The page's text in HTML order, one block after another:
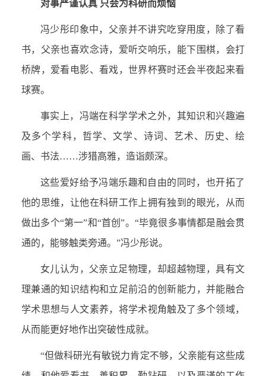
对事严谨认真 只会为科研而烦恼
冯少彤印象中，父亲并不讲究吃穿用度，除了看
书，父亲也喜欢念诗，爱听交响乐，能下围棋，会打
桥牌，爱看电影、看戏，世界杯赛时还会半夜起来看
球赛。
事实上，冯端在科学学术之外，其知识和兴趣遍
及多个学科，哲学、文学、诗词、艺术、历史、绘
画、书法……涉猎高雅，造诣颇深。
这些爱好给予冯端乐趣和自由的同时，也开拓了
他的思维，让他在科研工作上拥有独到的眼光，从而
做出多个“第一”和“首创”。“毕竟很多事情都是融会贯
通的，能够触类旁通。”冯少彤说。
女儿认为，父亲立足物理，却超越物理，具有文
理兼通的知识结构和立足前沿的创新能力，并能融合
学术思想与人文素养，将学术视角触及了多个领域，
从而能更好地作出突破性成就。
“但做科研光有敏锐力肯定不够，父亲能有这些成